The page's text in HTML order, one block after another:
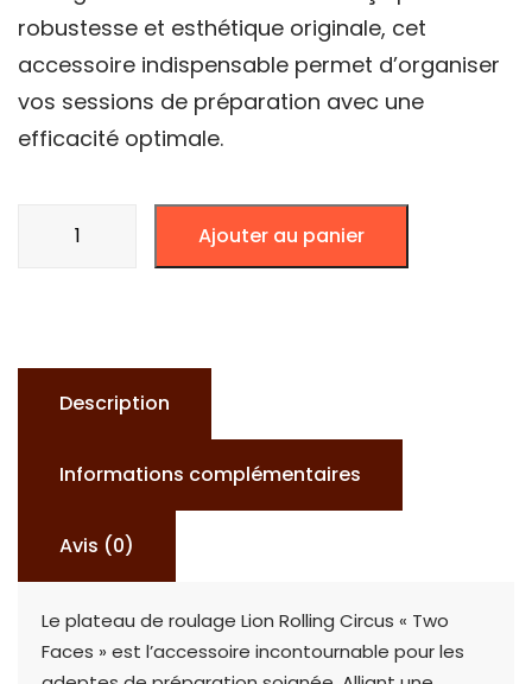
robustesse et esthétique originale, cet
accessoire indispensable permet d’organiser
vos sessions de préparation avec une
efficacité optimale.
CIRCUS
Ajouter au panier
Description
Informations complémentaires
Avis (0)
Le plateau de roulage Lion Rolling Circus « Two
Faces » est l’accessoire incontournable pour les